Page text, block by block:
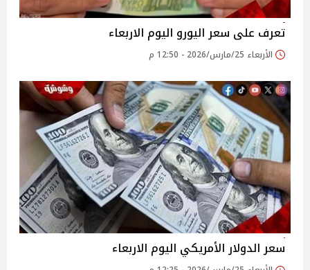
تعرف على سعر اليورو اليوم الاربعاء
الأربعاء 25/مارس/2026 - 12:50 م
سعر الدولار الأمريكي اليوم الاربعاء